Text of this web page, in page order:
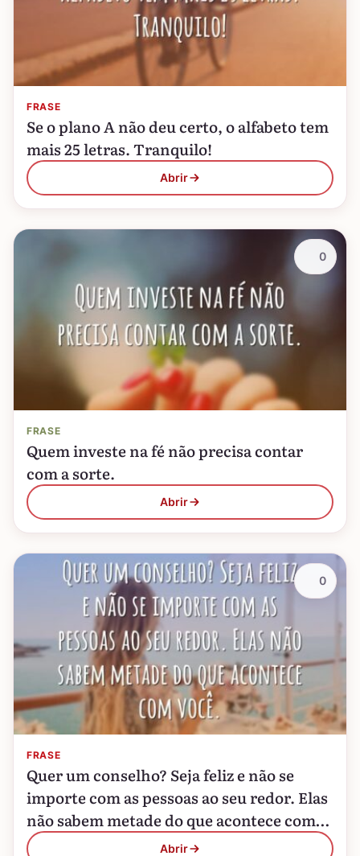
FRASE
Se o plano A não deu certo, o alfabeto tem
mais 25 letras. Tranquilo!
Abrir
FRASE
Quem investe na fé não precisa contar
com a sorte.
Abrir
0
FRASE
Quer um conselho? Seja feliz e não se
importe com as pessoas ao seu redor. Elas
não sabem metade do que acontece com
você.
Abrir
0